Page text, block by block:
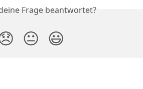
Frage beantwortet?
😐 😃